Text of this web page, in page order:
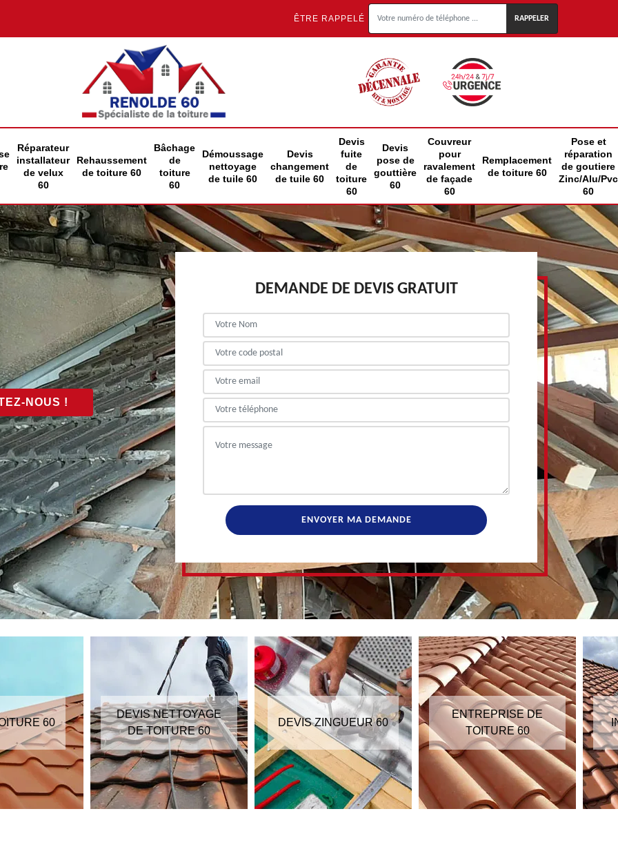
ÊTRE RAPPELÉ
Réparateur
installateur
de velux
60
Rehaussement
de toiture 60
Bâchage
de
toiture
60
Démoussage
nettoyage
de tuile 60
Devis
changement
de tuile 60
Devis
fuite
de
toiture
60
Devis
pose de
gouttière
60
Couvreur
pour
ravalement
de façade
60
Remplacement
de toiture 60
Pose et
réparation
de goutiere
Zinc/Alu/Pvc
60
NOUS !
DEMANDE DE DEVIS GRATUIT
60
DEVIS NETTOYAGE
DE TOITURE 60
DEVIS ZINGUEUR 60
ENTREPRISE DE
TOITURE 60